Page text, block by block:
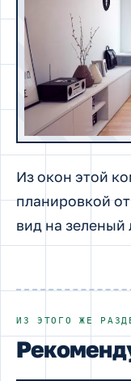
Из окон этой
планировкой
вид на
ИЗ ЭТОГО ЖЕ